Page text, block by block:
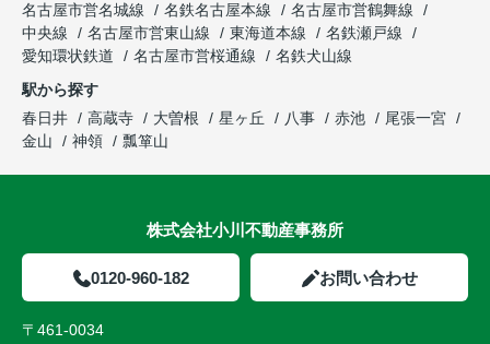
名古屋市営名城線
名鉄名古屋本線
名古屋市営鶴舞線
中央線
名古屋市営東山線 東海道本線
名鉄瀬戸線
愛知環状鉄道
名古屋市営桜通線
名鉄犬山線
駅から探す
春日井
高蔵寺 大曽根 星ヶ丘 八事 赤池
尾張一宮
金山
神領 瓢箪山
株式会社小川不動産事務所
0120-960-182 お問い合わせ
〒461-0034